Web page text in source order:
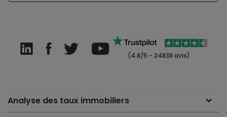
(4.8/5 - 24838 avis)
Analyse des taux immobiliers